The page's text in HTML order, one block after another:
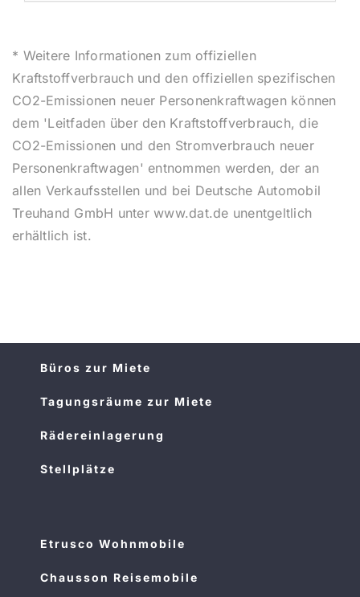
* Weitere Informationen zum offiziellen
Kraftstoffverbrauch und den offiziellen spezifischen
CO2-Emissionen neuer Personenkraftwagen können
dem 'Leitfaden über den Kraftstoffverbrauch, die
CO2-Emissionen und den Stromverbrauch neuer
Personenkraftwagen' entnommen werden, der an
allen Verkaufsstellen und bei Deutsche Automobil
Treuhand GmbH unter www.dat.de unentgeltlich
erhältlich ist.
Büros zur Miete
Tagungsräume zur Miete
Rädereinlagerung
Stellplätze
Etrusco Wohnmobile
Chausson Reisemobile